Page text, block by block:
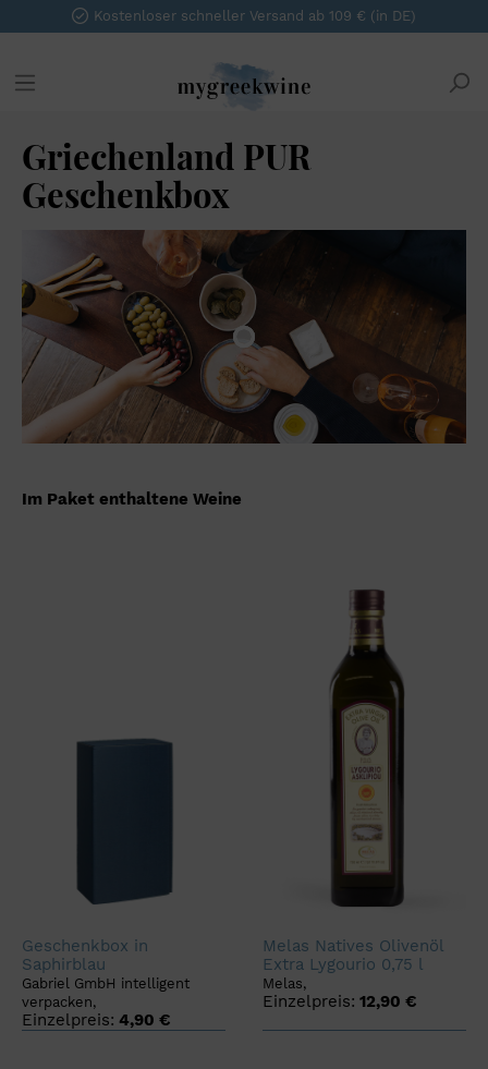
Kostenloser schneller Versand ab 109 € (in DE)
Griechenland PUR
Geschenkbox
Im Paket enthaltene Weine
Geschenkbox in
Saphirblau
Gabriel GmbH intelligent
verpacken,
Einzelpreis: 4,90 €
Melas Natives Olivenöl
Extra Lygourio 0,75 l
Melas,
Einzelpreis: 12,90 €